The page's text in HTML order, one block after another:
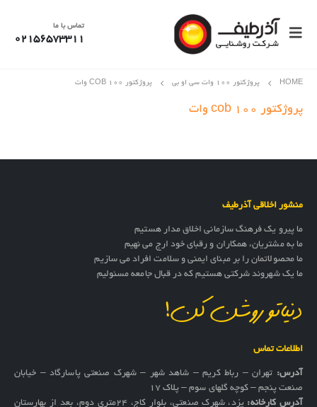
تماس با ما
02156573311
HOME پروژکتور 100 وات سی او بی پروژکتور COB ۱۰۰ وات
پروژکتور cob ۱۰۰ وات
منشور اخلاقی آذرطیف
ما پیرو یک فرهنگ سازمانی اخلاق مدار هستیم
ما به مشتریان، همکاران و رقبای خود ارج می نهیم
ما محصولاتمان را بر مبنای ایمنی و سلامت افراد می سازیم
ما یک شهروند شرکتی هستیم که در قبال جامعه مسئولیم
دنیاتو روشن کن!
اطلاعات تماس
آدرس: تهران – رباط کریم – شاهد شهر – شهرک صنعتی پاسارگاد – خیابان
صنعت پنجم – کوچه گلهای سوم – پلاک 17
آدرس کارخانه:
یزد، شهرک صنعتی، بلوار کاج، ۲۴متری دوم، بعد از بهارستان